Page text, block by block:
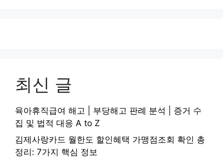
최신 글
육아휴직급여 해고 | 부당해고 판례 분석 | 증거 수
집 및 법적 대응 A to Z
김제사랑카드 월한도 할인혜택 가맹점조회 확인 총
정리: 7가지 핵심 정보